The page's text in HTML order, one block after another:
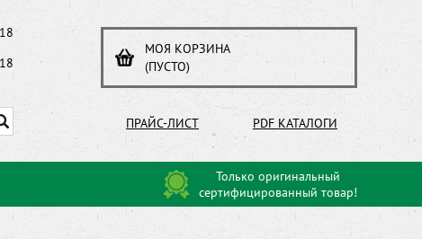
МОЯ КОРЗИНА
(ПУСТО)
ПРАЙС-ЛИСТ PDF КАТАЛОГИ
Только оригинальный
сертифицированный товар!